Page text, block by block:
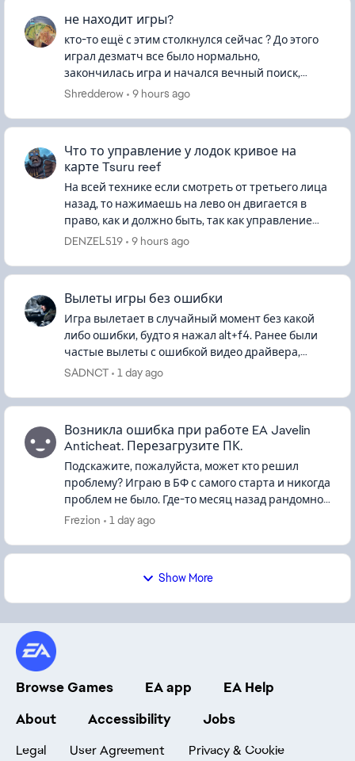
не находит игры?
кто-то ещё с этим столкнулся сейчас ? До этого
играл дезматч все было нормально,
закончилась игра и начался вечный поиск,
вышел в меню, аналогично, во всех режимах не
Shredderow 9 hours ago
Что то управление у лодок кривое на
карте Tsuru reef
На всей технике если смотреть от третьего лица
назад, то нажимаешь на лево он двигается в
право, как и должно быть, так как управление
заточено под положение камеры вперёд, у
DENZEL519 9 hours ago
Вылеты игры без ошибки
Игра вылетает в случайный момент без какой
либо ошибки, будто я нажал alt+f4. Ранее были
частые вылеты с ошибкой видео драйвера,
теперь просто закрывается игра. От режима/
SADNCT 1 day ago
Возникла ошибка при работе EA Javelin
Anticheat. Перезагрузите ПК.
Подскажите, пожалуйста, может кто решил
проблему? Играю в БФ с самого старта и никогда
проблем не было. Где-то месяц назад рандомно
начала вылетать игра и при возврате в игру
Frezion 1 day ago
Show More
Browse Games EA app
EA Help
About
Accessibility Jobs
Legal User Agreement Privacy & Cookie